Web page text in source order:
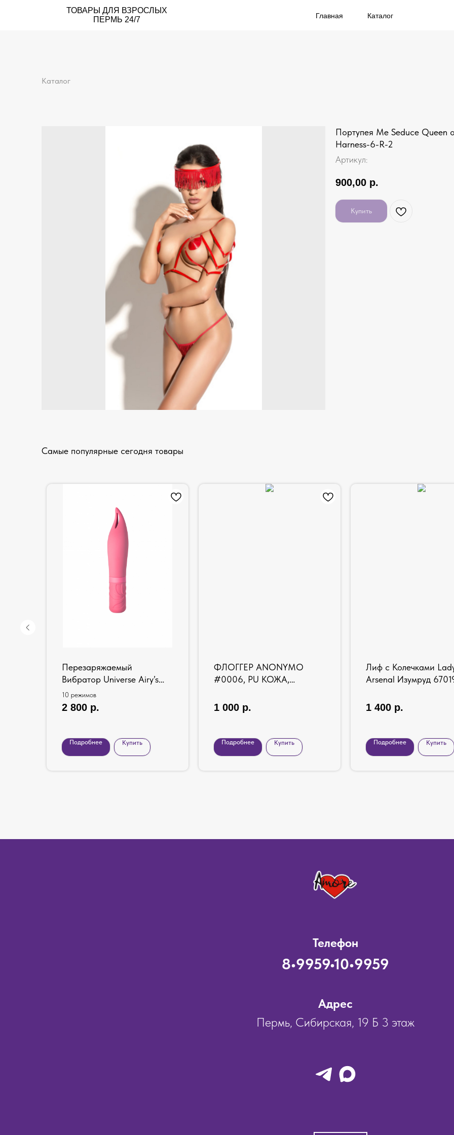
Каталог
ТОВАРЫ ДЛЯ ВЗРОСЛЫХ
ПЕРМЬ 24/7
Главная
Каталог
Портупея Me Seduce Queen
Harness-6-R-2
Артикул:
900,00 р.
Купить
Самые популярные сегодня товары
Перезаряжаемый
Вибратор Universe Airy’s
Mystery Arrow Pink
10 режимов
2 800 р.
Подробнее Купить
ФЛОГГЕР ANONYMO
#0006, PU КОЖА,
1 000 р.
Подробнее Купить
Лиф с Колечками
Arsenal Изумруд
1 400 р.
Подробнее Купить
Телефон
8•9959•10•9959
Адрес
Пермь, Сибирская, 19 Б 3 этаж